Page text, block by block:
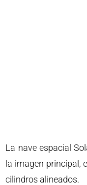
La nave espacial
la imagen principal,
cilindros alineados.